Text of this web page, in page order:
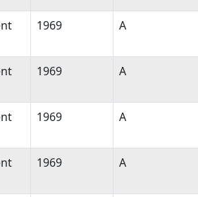
1969 A
1969 A
1969 A
1969 A